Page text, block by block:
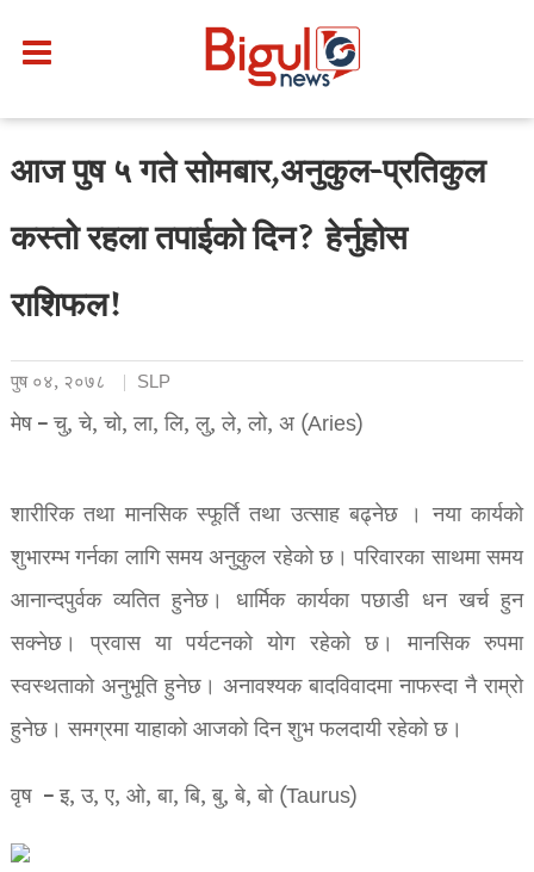
आज पुष ५ गते सोमबार,अनुकुल-प्रतिकुल
कस्तो रहला तपाईको दिन? हेर्नुहोस
राशिफल!
पुष ०४, २०७८ SLP
मेष – चु, चे, चो, ला, लि, लु, ले, लो, अ (Aries)
शारीरिक तथा मानसिक स्फूर्ति तथा उत्साह बढ्नेछ । नया कार्यको
शुभारम्भ गर्नका लागि समय अनुकुल रहेको छ। परिवारका साथमा समय
आनान्दपुर्वक व्यतित हुनेछ। धार्मिक कार्यका पछाडी धन खर्च हुन
सक्नेछ। प्रवास या पर्यटनको योग रहेको छ। मानसिक रुपमा
स्वस्थताको अनुभूति हुनेछ। अनावश्यक बादविवादमा नाफस्दा नै राम्रो
हुनेछ। समग्रमा याहाको आजको दिन शुभ फलदायी रहेको छ।
वृष – इ, उ, ए, ओ, बा, बि, बु, बे, बो (Taurus)